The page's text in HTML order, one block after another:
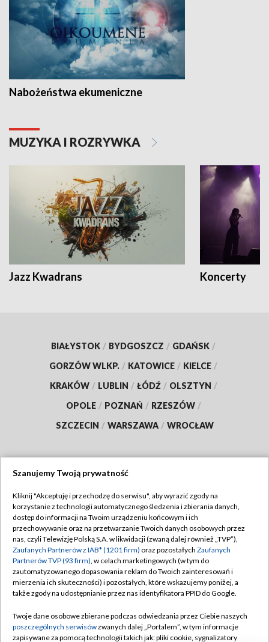
Nabożeństwa ekumeniczne
MUZYKA I ROZRYWKA
Jazz Kwadrans Koncerty
BIAŁYSTOK / BYDGOSZCZ / GDAŃSK /
GORZÓW WLKP. / KATOWICE / KIELCE /
KRAKÓW / LUBLIN / ŁÓDŹ / OLSZTYN /
OPOLE / POZNAŃ / RZESZÓW /
SZCZECIN / WARSZAWA / WROCŁAW
TVP
Abonament TVP
Emisja w TVP
Centrum informacji TVP
Naziemna Telewizja Cyfrowa
Rada Programowa
Regulamin TVP
Polityka prywatności
Moje zgody
Pomoc
Kontakt
Szanujemy Twoją prywatność
Kliknij "Akceptuję i przechodzę do serwisu", aby wyrazić zgody na
korzystanie z technologii automatycznego śledzenia i zbierania danych,
dostęp do informacji na Twoim urządzeniu końcowym i ich
przechowywanie oraz na przetwarzanie Twoich danych osobowych przez
nas, czyli Telewizję Polską S.A. w likwidacji (zwaną dalej również „TVP”),
Zaufanych Partnerów z IAB* (1201 firm) oraz pozostałych Zaufanych
Partnerów TVP (93 firm), w celach marketingowych (w tym do
zautomatyzowanego dopasowania reklam do Twoich zainteresowań i
mierzenia ich skuteczności) i pozostałych, które wskazujemy poniżej, a
także zgody na udostępnianie przez nas identyfikatora PPID do Google.
Twoje dane osobowe zbierane podczas odwiedzania przez Ciebie naszych
poszczególnych serwisówzwanych dalej „Portalem”, w tym informacje
zapisywane za pomocą technologii takich jak: pliki cookie, sygnalizatory